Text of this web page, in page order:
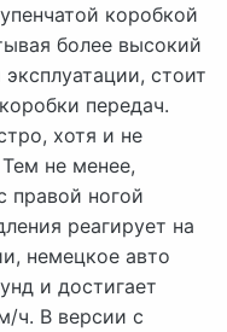
коробкой
более высокий
стоит
передач.
хотя и не
не менее,
правой ногой
реагирует на
немецкое авто
и достигает
ч. В версии с